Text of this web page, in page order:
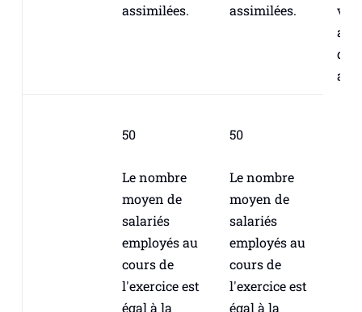
assimilées.
assimilées.
des
50
Le nombre
moyen de
salariés
employés au
cours de
l'exercice est
égal à la
50
Le nombre
moyen de
salariés
employés au
cours de
l'exercice est
égal à la